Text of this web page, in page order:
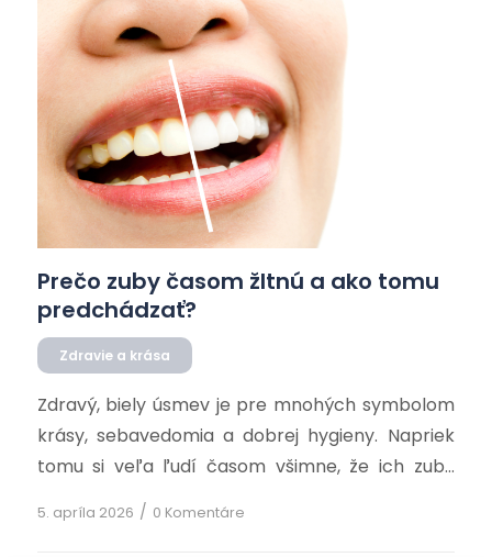
Zdravie a krása
Prečo zuby časom žltnú a ako tomu
predchádzať?
Zdravý, biely úsmev je pre mnohých symbolom
krásy, sebavedomia a dobrej hygieny. Napriek
tomu si veľa ľudí časom všimne, že ich zuby
postupne strácajú svoju prirodzenú belosť a
nadobúdajú žltší odtieň…
5. apríla 2026 / 0 Komentáre